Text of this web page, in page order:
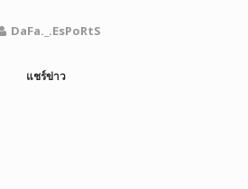
DaFa._.EsPoRtS
แชร์ข่าว